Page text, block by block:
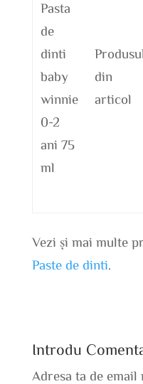
Pasta
de
dinti
baby
winnie
0-2
ani 75
ml
din
articol
Vezi și mai multe
Paste de dinti
Introdu
Adresa ta de email